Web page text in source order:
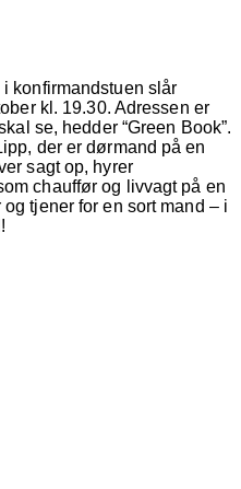
konfirmandstuen slår
kl. 19.30. Adressen er
se, hedder “Green Book”.
der er dørmand på en
sagt op, hyrer
chauffør og livvagt på en
tjener for en sort mand – i